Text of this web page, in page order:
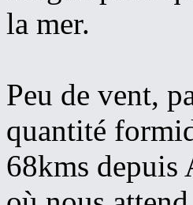
la mer.
Peu de vent,
quantité
68kms depuis